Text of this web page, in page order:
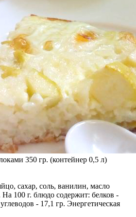
350 гр. (контейнер 0,5 л)
сахар, соль, ванилин, масло
На 100 г. блюдо содержит: белков -
- 17,1 гр. Энергетическая